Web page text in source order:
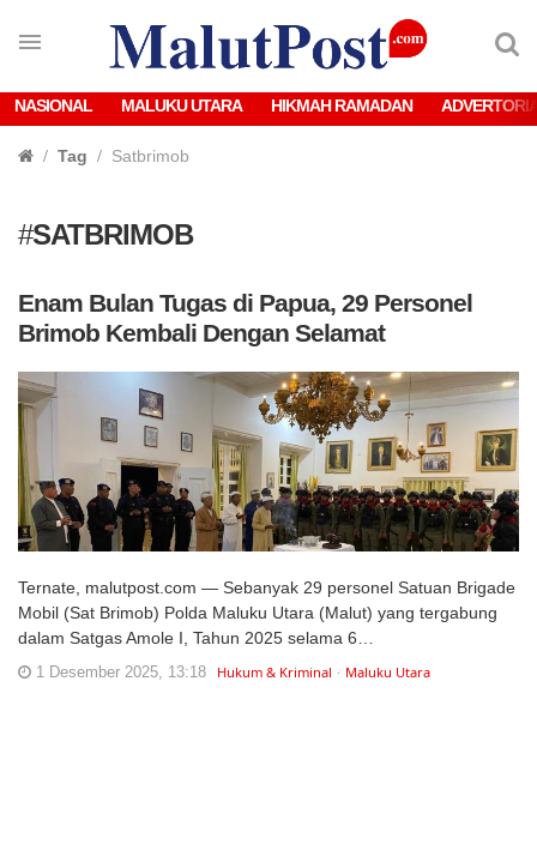
NASIONAL MALUKU UTARA HIKMAH RAMADAN
Tag Satbrimob
#SATBRIMOB
Enam Bulan Tugas di Papua, 29 Personel
Brimob Kembali Dengan Selamat
Ternate, malutpost.com — Sebanyak 29 personel Satuan Brigade
Mobil (Sat Brimob) Polda Maluku Utara (Malut) yang tergabung
dalam Satgas Amole I, Tahun 2025 selama 6…
1 Desember 2025, 13:18 Hukum & Kriminal Maluku Utara